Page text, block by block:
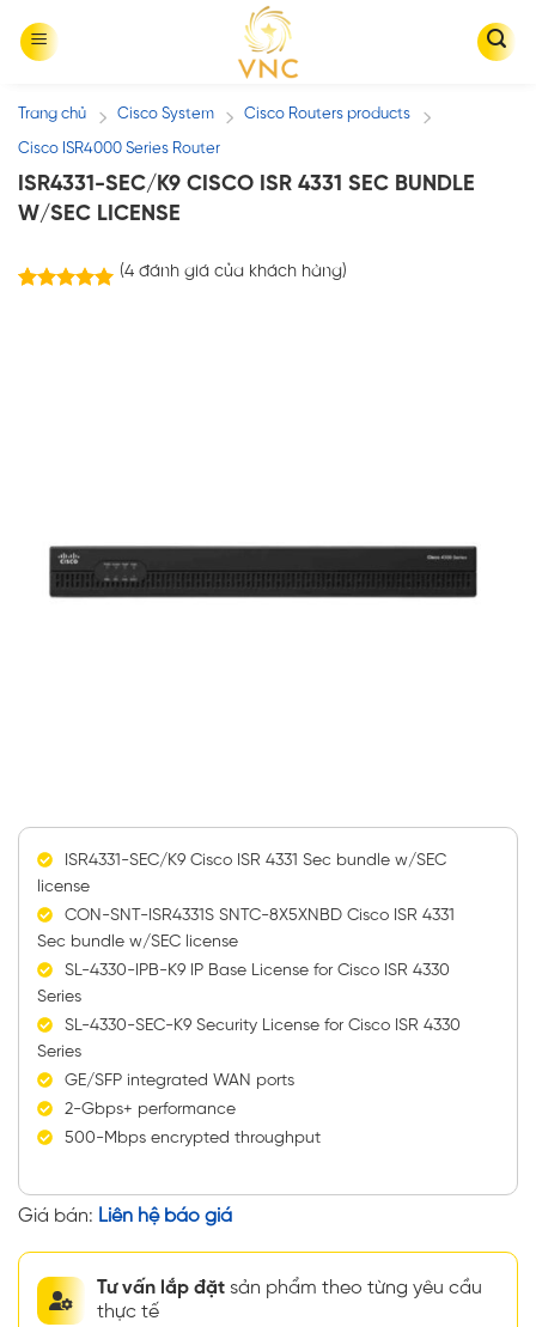
Trang chủ / Cisco System / Cisco Routers products /
Cisco ISR4000 Series Router
ISR4331-SEC/K9 CISCO ISR 4331 SEC BUNDLE
W/SEC LICENSE
(4đánh giá của khách hàng)
ISR4331-SEC/K9 Cisco ISR 4331 Sec bundle w/SEC
license
CON-SNT-ISR4331S SNTC-8X5XNBD Cisco ISR 4331
Sec bundle w/SEC license
SL-4330-IPB-K9 IP Base License for Cisco ISR 4330
Series
SL-4330-SEC-K9 Security License for Cisco ISR 4330
Series
GE/SFP integrated WAN ports
2-Gbps+ performance
500-Mbps encrypted throughput
Giá bán: Liên hệ báo giá
Tư vấn lắp đặt sản phẩm theo từng yêu cầu
thực tế